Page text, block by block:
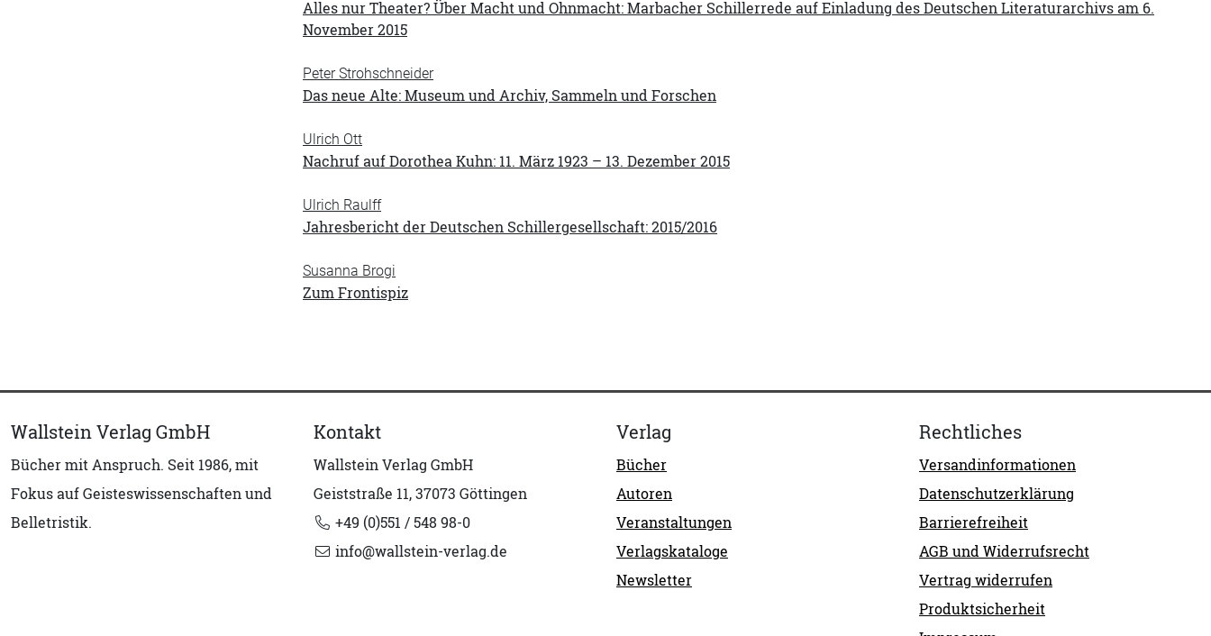
Alles nur Theater? Über Macht und Ohnmacht: Marbacher Schillerrede auf Einladung des Deutschen Literaturarchivs am 6.
November 2015
Peter Strohschneider
Das neue Alte: Museum und Archiv, Sammeln und Forschen
Ulrich Ott
Nachruf auf Dorothea Kuhn: 11. März 1923 – 13. Dezember 2015
Ulrich Raulff
Jahresbericht der Deutschen Schillergesellschaft: 2015/2016
Susanna Brogi
Zum Frontispiz
Wallstein Verlag GmbH
Bücher mit Anspruch. Seit 1986, mit
Fokus auf Geisteswissenschaften und
Belletristik.
Kontakt
Wallstein Verlag GmbH
Geiststraße 11, 37073 Göttingen
+49 (0)551 / 548 98-0
info@wallstein-verlag.de
Verlag
Bücher
Autoren
Veranstaltungen
Verlagskataloge
Newsletter
Rechtliches
Versandinformationen
Datenschutzerklärung
Barrierefreiheit
AGB und Widerrufsrecht
Vertrag widerrufen
Produktsicherheit